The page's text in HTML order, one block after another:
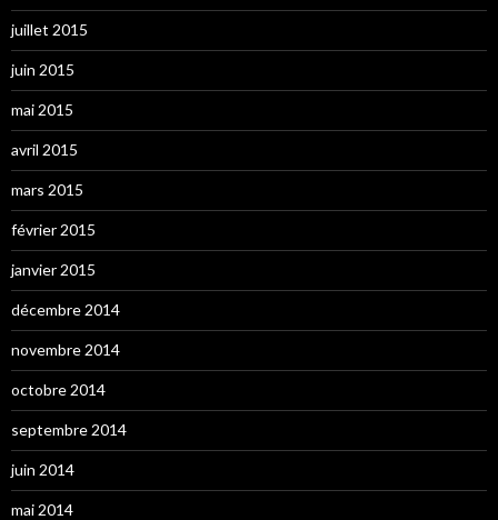
juillet 2015
juin 2015
mai 2015
avril 2015
mars 2015
février 2015
janvier 2015
décembre 2014
novembre 2014
octobre 2014
septembre 2014
juin 2014
mai 2014